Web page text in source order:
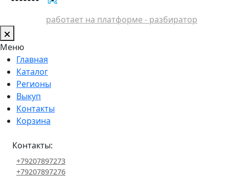
работает на платформе - разбиратор
Меню
Главная
Каталог
Регионы
Выкуп
Контакты
Корзина
Контакты:
+79207897273
+79207897276